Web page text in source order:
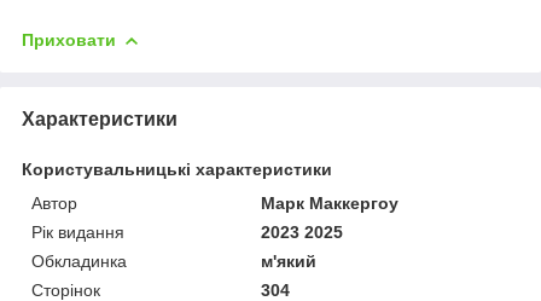
Приховати
Характеристики
Користувальницькі характеристики
Автор
Марк Маккергоу
Рік видання
2023 2025
Обкладинка
м'який
Сторінок
304